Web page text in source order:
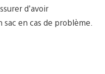
d’avoir
en cas de problème.